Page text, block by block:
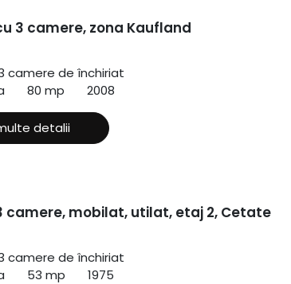
3 camere, zona Kaufland
camere de închiriat
80 mp 2008
detalii
mobilat, utilat, etaj 2, Cetate
camere de închiriat
53 mp 1975